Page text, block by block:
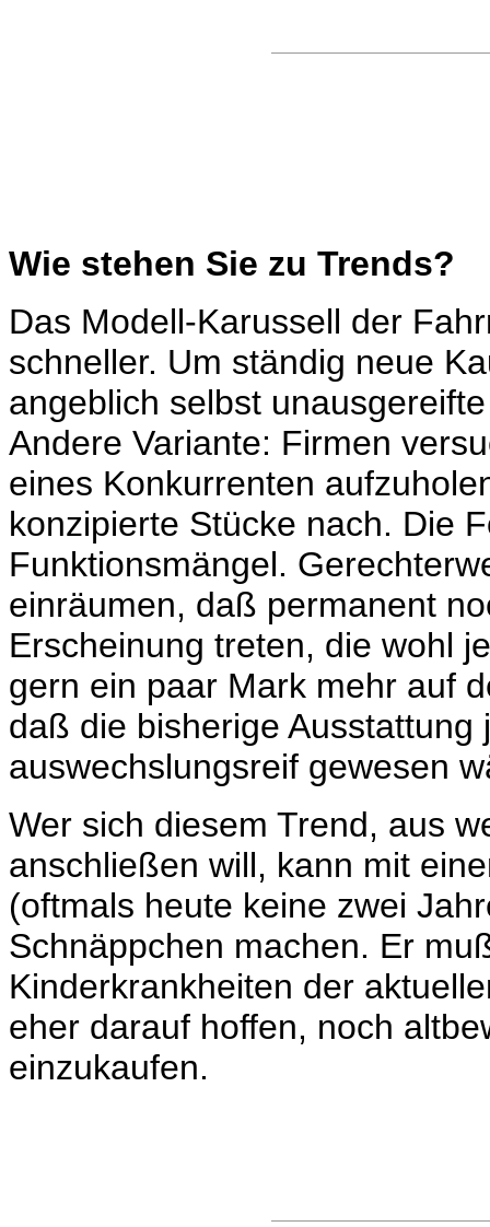
Wie stehen Sie zu Trends?
Das Modell-Karussell der
schneller. Um ständig neue
angeblich selbst
Andere Variante: Firmen
eines Konkurrenten
konzipierte Stücke nach. Die
Funktionsmängel.
einräumen, daß permanent
Erscheinung treten, die wohl
gern ein paar Mark mehr auf
daß die bisherige
auswechslungsreif gewesen
Wer sich diesem Trend, aus
anschließen will, kann mit
(oftmals heute keine zwei
Schnäppchen machen. Er
Kinderkrankheiten der
eher darauf hoffen, noch
einzukaufen.